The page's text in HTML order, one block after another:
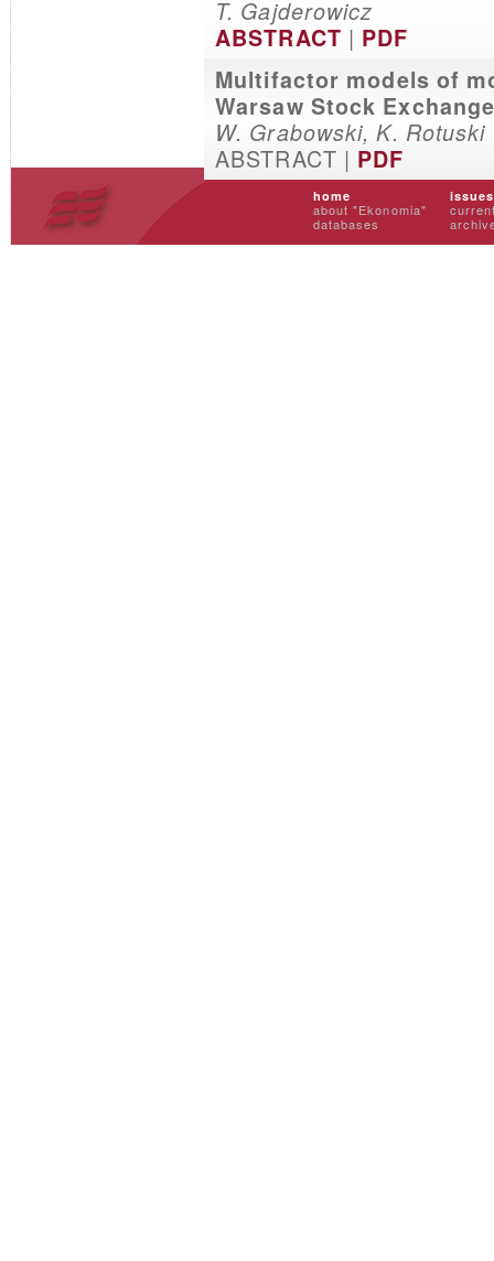
T. Gajderowicz
ABSTRACT | PDF
Multifactor models of
Warsaw Stock
W. Grabowski, K. Rotuski
ABSTRACT | PDF
home
about "Ekonomia"
databases
issues